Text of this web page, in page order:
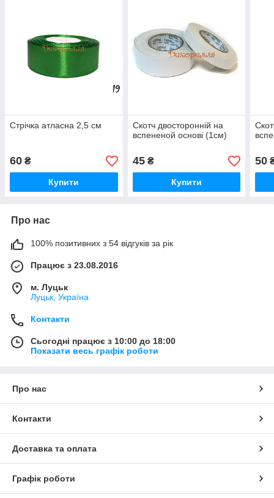
Стрічка атласна 2,5 см
60 ₴
Купити
Скотч двосторонній на
вспененой основі (1см)
45₴
Купити
50
Про нас
100% позитивних з 54 відгуків за рік
Працює з 23.08.2016
м. Луцьк
Луцьк, Україна
Контакти
Сьогодні працює з 10:00 до 18:00
Показати весь графік роботи
Про нас
Контакти
Доставка та оплата
Графік роботи